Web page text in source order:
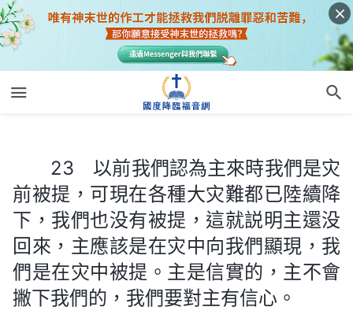
23 以前我們認為主來時我們是灾
前被提，可現在各種大灾難都已陸續降
下，我們也没有被提，這就説明主還没
回來，主應該是在灾中向我們顯現，我
們是在灾中被提。主是信實的，主不會
撇下我們的，我們要對主有信心。